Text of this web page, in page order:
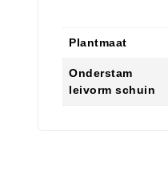
Plantmaat
Onderstam
leivorm schuin